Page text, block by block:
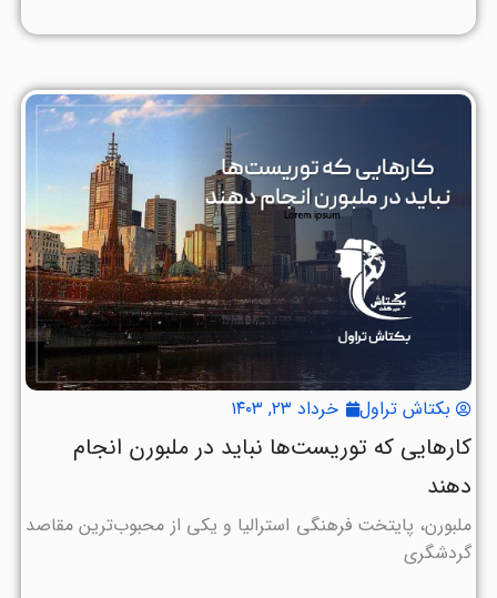
بکتاش تراول خرداد ۲۳, ۱۴۰۳
کارهایی که توریست‌ها نباید در ملبورن انجام
دهند
ملبورن، پایتخت فرهنگی استرالیا و یکی از محبوب‌ترین مقاصد
گردشگری